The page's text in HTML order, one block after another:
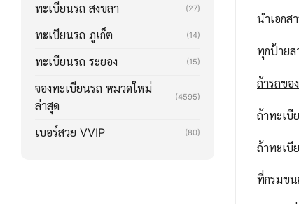
ทะเบียนรถ สงขลา (27)
ทะเบียนรถ ภูเก็ต (14)
ทะเบียนรถ ระยอง (15)
จองทะเบียนรถ หมวดใหม่
ล่าสุด
(4595)
เบอร์สวย VVIP (80)
นำเอกส
ทุกป้ายส
ถ้ารถขอ
ถ้าทะเบี
ถ้าทะเบี
ที่กรมขน